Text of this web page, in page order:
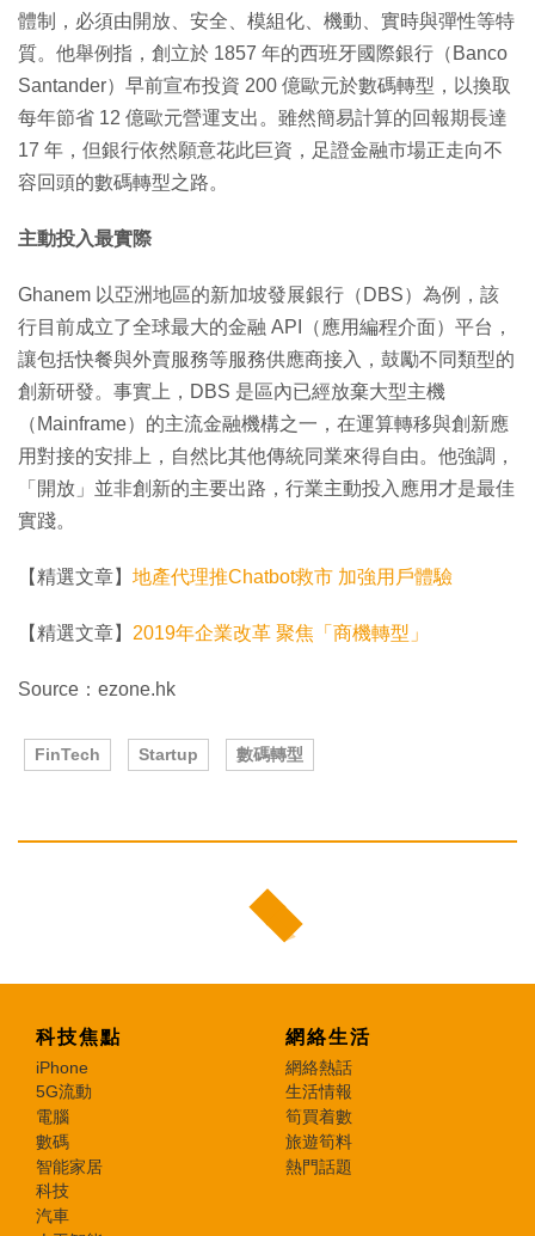
體制，必須由開放、安全、模組化、機動、實時與彈性等特
質。他舉例指，創立於 1857 年的西班牙國際銀行（Banco
Santander）早前宣布投資 200 億歐元於數碼轉型，以換取
每年節省 12 億歐元營運支出。雖然簡易計算的回報期長達
17 年，但銀行依然願意花此巨資，足證金融市場正走向不
容回頭的數碼轉型之路。
主動投入最實際
Ghanem 以亞洲地區的新加坡發展銀行（DBS）為例，該
行目前成立了全球最大的金融 API（應用編程介面）平台，
讓包括快餐與外賣服務等服務供應商接入，鼓勵不同類型的
創新研發。事實上，DBS 是區內已經放棄大型主機
（Mainframe）的主流金融機構之一，在運算轉移與創新應
用對接的安排上，自然比其他傳統同業來得自由。他強調，
「開放」並非創新的主要出路，行業主動投入應用才是最佳
實踐。
【精選文章】 地產代理推Chatbot救市 加強用戶體驗
【精選文章】 2019年企業改革 聚焦「商機轉型」
Source：ezone.hk
FinTech Startup 數碼轉型
科技焦點
iPhone
5G流動
電腦
數碼
智能家居
科技
汽車
網絡生活
網絡熱話
生活情報
筍買着數
旅遊筍料
熱門話題